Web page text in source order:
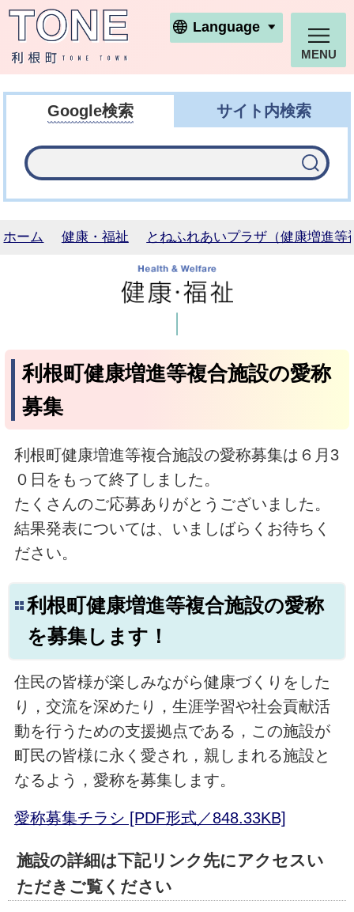
利根町ホームページ
Language
MENU
Google検索 サイト内検索
ホーム 健康・福祉 とねふれあいプラザ（健康増進等
利根町健康増進等複合施設の愛称
募集
利根町健康増進等複合施設の愛称募集は６月3
０日をもって終了しました。
たくさんのご応募ありがとうございました。
結果発表については、いましばらくお待ちく
ださい。
利根町健康増進等複合施設の愛称
を募集します！
住民の皆様が楽しみながら健康づくりをした
り，交流を深めたり，生涯学習や社会貢献活
動を行うための支援拠点である，この施設が
町民の皆様に永く愛され，親しまれる施設と
なるよう，愛称を募集します。
愛称募集チラシ [PDF形式／848.33KB]
施設の詳細は下記リンク先にアクセスい
ただきご覧ください